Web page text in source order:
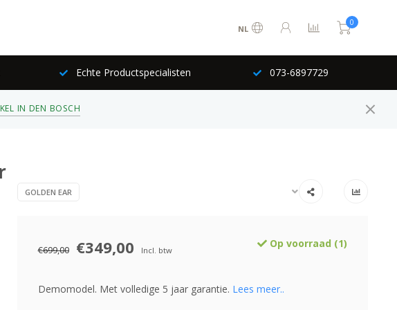
NL
0
Echte Productspecialisten 073-6897729
IN DEN BOSCH
GOLDEN EAR
€699,00 €349,00 Incl. btw
Op voorraad (1)
Demomodel. Met volledige 5 jaar garantie. Lees meer..